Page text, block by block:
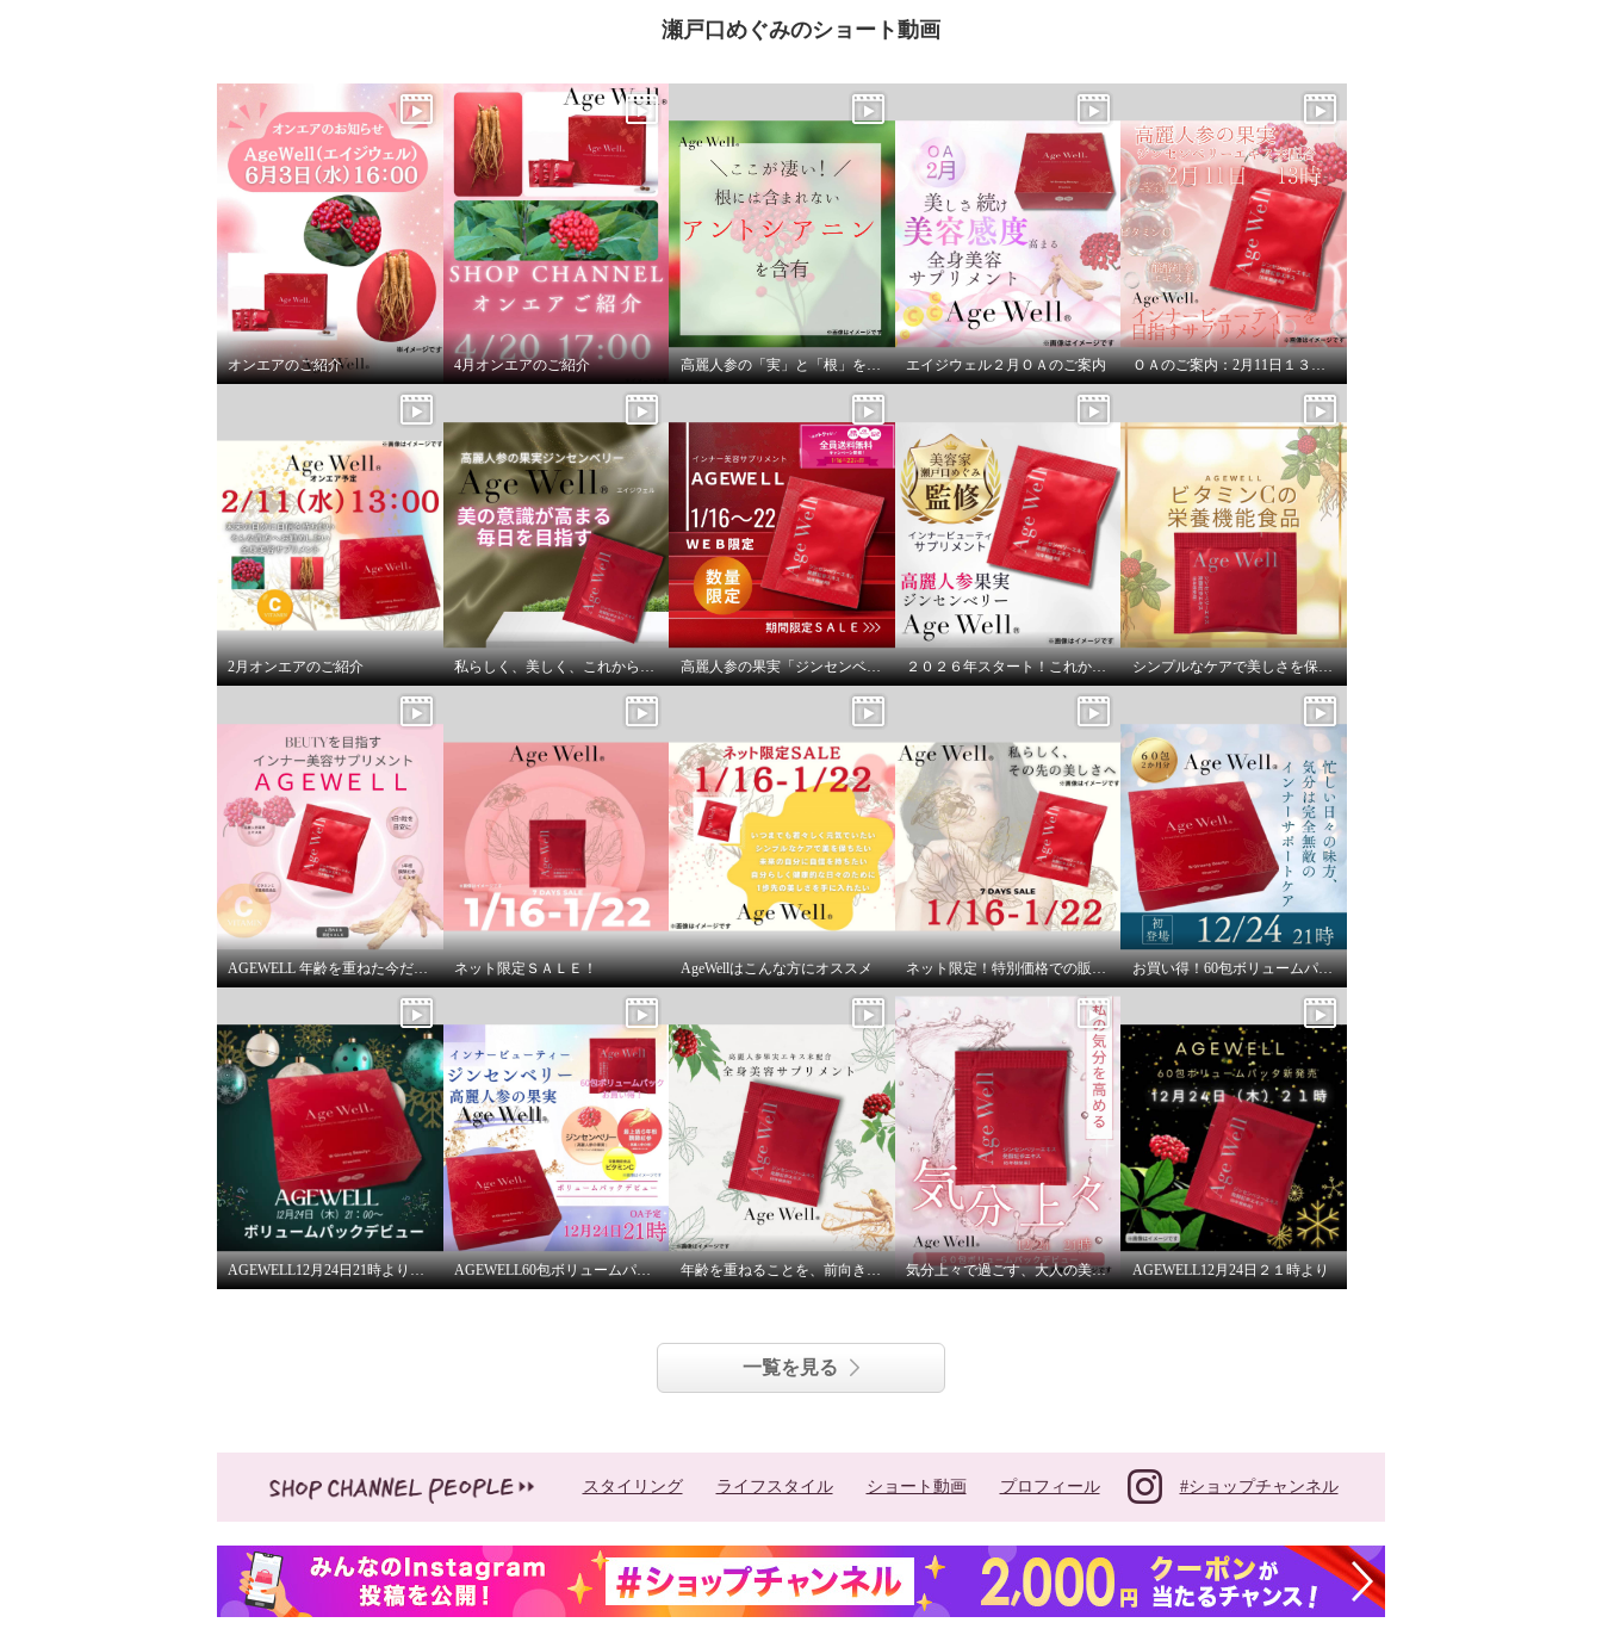
高麗人参の果実 ジンセンベリ
ー使用！ 美容健康サプリメン
ト “エイジウェル” （３０包）
瀬戸口めぐみのショート動画
オンエアのご紹介 4月オンエアのご紹介 高麗人参の「実」と「根」を贅沢に使用 エイジウェル２月ＯＡのご案内 ＯＡのご案内：2月11日１３時より
2月オンエアのご紹介 私らしく、美しく、これからも。 高麗人参の果実「ジンセンベリー」 ２０２６年スタート！これからを心地よく過ごすために シンプルなケアで美しさを保ちたい方にオススメ
AGEWELL 年齢を重ねた今だから、素材で選ぶ ネット限定ＳＡＬＥ！ AgeWellはこんな方にオススメ ネット限定！特別価格での販売です お買い得！60包ボリュームパック
AGEWELL12月24日21時よりご紹介 AGEWELL60包ボリュームパック 12月24日21時よりご紹介 年齢を重ねることを、前向きに。エイジウェル 気分上々で過ごす、大人の美容習慣 AGEWELL12月24日２１時より
一覧を見る
スタイリング ライフスタイル ショート動画 プロフィール #ショップチャンネル